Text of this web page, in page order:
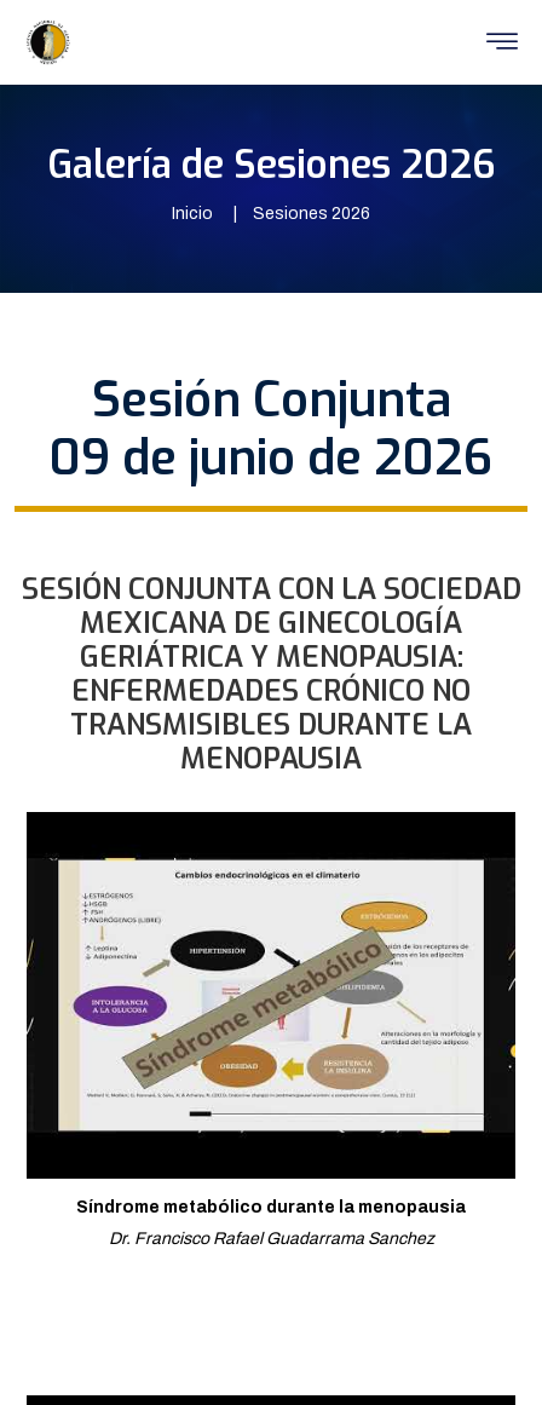
Galería de Sesiones 2026
Inicio Sesiones 2026
Sesión Conjunta
09 de junio de 2026
SESIÓN CONJUNTA CON LA SOCIEDAD
MEXICANA DE GINECOLOGÍA
GERIÁTRICA Y MENOPAUSIA:
ENFERMEDADES CRÓNICO NO
TRANSMISIBLES DURANTE LA
MENOPAUSIA
Síndrome metabólico durante la menopausia
Dr. Francisco Rafael Guadarrama Sanchez